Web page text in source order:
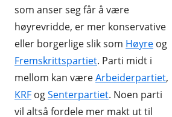
som anser seg får å være
høyrevridde, er mer konservative
eller borgerlige slik som Høyre og
Fremskrittspartiet. Parti midt i
mellom kan væreArbeiderpartiet,
KRF ogSenterpartiet. Noen parti
vil altså fordele mer makt ut til